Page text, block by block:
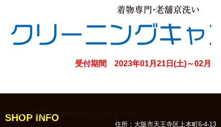
受付期間 2023年01月21日(土)～02月28
ホーム:: 期間限定 着物クリーニングキャンペーン
SHOP INFO
住所：大阪市天王寺区上本町6-4-13